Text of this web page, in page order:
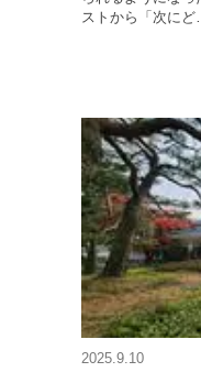
ストから「次に
2025.9.10